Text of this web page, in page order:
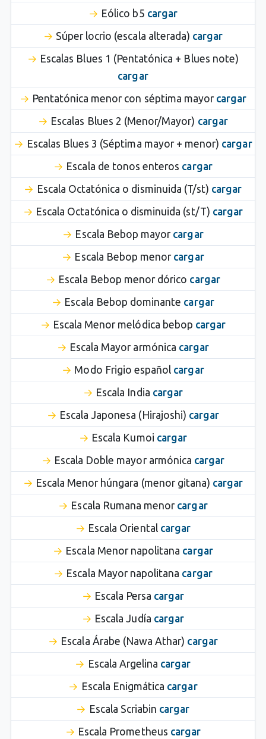
Eólico b5 cargar
Súper locrio (escala alterada) cargar
Escalas Blues 1 (Pentatónica + Blues note)
cargar
Pentatónica menor con séptima mayor cargar
Escalas Blues 2 (Menor/Mayor) cargar
Escalas Blues 3 (Séptima mayor + menor) cargar
Escala de tonos enteros cargar
Escala Octatónica o disminuida (T/st) cargar
Escala Octatónica o disminuida (st/T) cargar
Escala Bebop mayor cargar
Escala Bebop menor cargar
Escala Bebop menor dórico cargar
Escala Bebop dominante cargar
Escala Menor melódica bebop cargar
Escala Mayor armónica cargar
Modo Frigio español cargar
Escala India cargar
Escala Japonesa (Hirajoshi) cargar
Escala Kumoi cargar
Escala Doble mayor armónica cargar
Escala Menor húngara (menor gitana) cargar
Escala Rumana menor cargar
Escala Oriental cargar
Escala Menor napolitana cargar
Escala Mayor napolitana cargar
Escala Persa cargar
Escala Judía cargar
Escala Árabe (Nawa Athar) cargar
Escala Argelina cargar
Escala Enigmática cargar
Escala Scriabin cargar
Escala Prometheus cargar